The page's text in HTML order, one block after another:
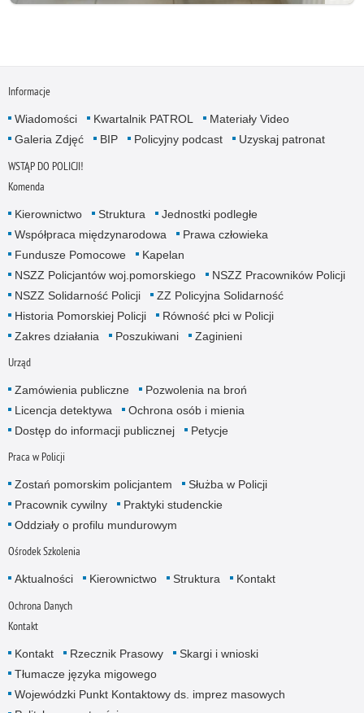
Informacje
Wiadomości Kwartalnik PATROL
Materiały Video
Galeria Zdjęć
BIP Policyjny podcast Uzyskaj patronat
WSTĄP DO POLICJI!
Komenda
Kierownictwo Struktura
Jednostki podległe
Współpraca międzynarodowa
Prawa człowieka
Fundusze Pomocowe
Kapelan
NSZZ Policjantów woj.pomorskiego
NSZZ Pracowników Policji
NSZZ Solidarność Policji
ZZ Policyjna Solidarność
Historia Pomorskiej Policji
Równość płci w Policji
Zakres działania
Poszukiwani Zaginieni
Urząd
Zamówienia publiczne
Pozwolenia na broń
Licencja detektywa
Ochrona osób i mienia
Dostęp do informacji publicznej
Petycje
Praca w Policji
Zostań pomorskim policjantem
Służba w Policji
Pracownik cywilny
Praktyki studenckie
Oddziały o profilu mundurowym
Ośrodek Szkolenia
Aktualności Kierownictwo Struktura Kontakt
Ochrona Danych
Kontakt
Kontakt Rzecznik Prasowy
Skargi i wnioski
Tłumacze języka migowego
Wojewódzki Punkt Kontaktowy ds. imprez masowych